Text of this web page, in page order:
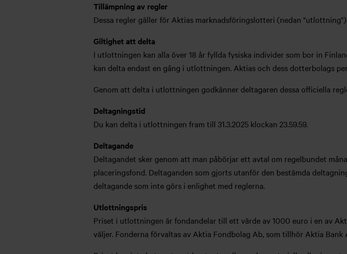
Tillämpning av regler
Dessa regler gäller för Aktias marknadsföringslotteri (nedan "utlottning")
Giltighet att delta
I utlottningen kan alla över 18 år fyllda fysiska individer som bor in
kan delta endast en gång i utlottningen. Aktias och dess dotterbolags
Genom att delta i utlottningen godkänner deltagaren dessa officiella
Deltagningstid
Du kan delta i utlottningen fram till 31.3.2025 klockan 23.59.59.
Deltagande
Deltagandet sker genom att man påbörjar ett avtal om regelbundet
placeringsfond. Deltaganden som gjorts utanför den bestämda
deltagande som inte görs i enlighet med reglerna.
Utlottningspris
Priset i utlottningen är fondandelar till ett värde av 1000 euro i en av
väljer. Fonderna förvaltas av Aktia Fondbolag Ab, som tillhör Aktia Bank